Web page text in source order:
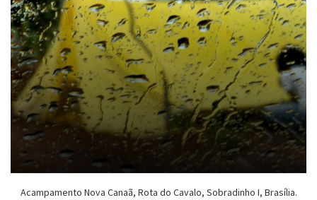
Acampamento Nova Canaã, Rota do Cavalo, Sobradinho I, Brasília.